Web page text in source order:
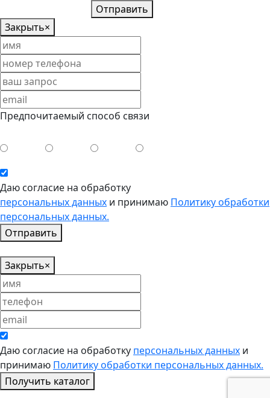
Отправить
Закрыть×
Предпочитаемый способ связи
Даю согласие на обработку
персональных данных и принимаю Политику обработки
персональных данных.
Отправить
Закрыть×
Даю согласие на обработку персональных данных и
принимаю Политику обработки персональных данных.
Получить каталог